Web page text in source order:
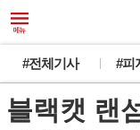
#전체기사 #피
블랙캣 랜